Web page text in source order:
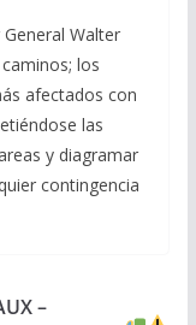
Walter
los
afectados con
las
y diagramar
contingencia
–